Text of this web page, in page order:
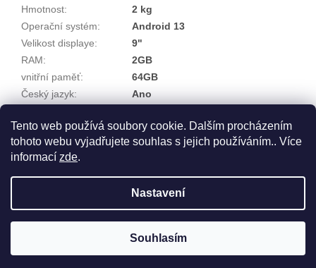
Tento web používá soubory cookie. Dalším procházením
tohoto webu vyjadřujete souhlas s jejich používáním.. Více
informací zde.
Nastavení
Souhlasím
Hmotnost:
2 kg
Operační systém:
Android 13
Velikost displaye:
9"
RAM:
2GB
vnitřní paměť:
64GB
Český jazyk:
Ano
Barva podsvitu tlačítek: bílá
Vytvořil Shoptet
Auto-Radia . Všechna práva vyhrazena.